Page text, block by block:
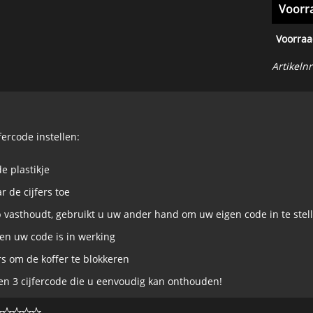
instellen:
plastikje
de cijfers toe
vasthoudt, gebruikt u uw ander hand om uw eigen code in te
uw code is in werking
om de koffer te blokkeren
3 cijfercode die u eenvoudig kan onthouden!